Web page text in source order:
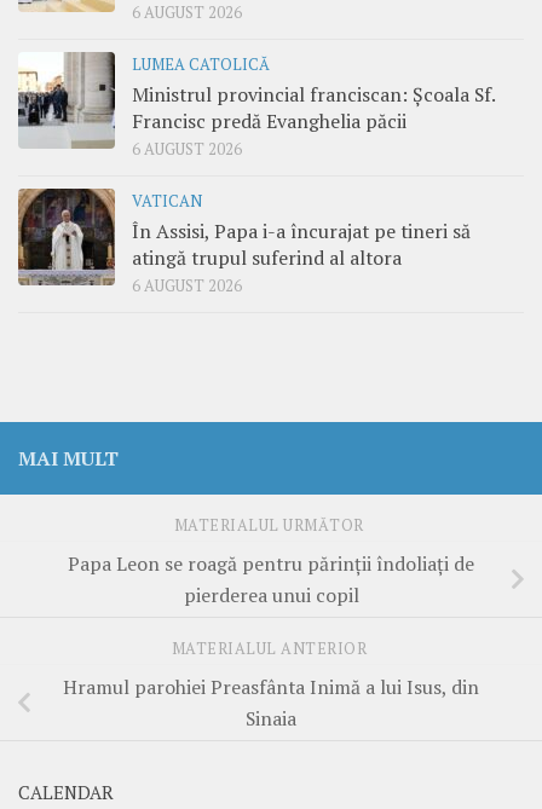
6 AUGUST 2026
LUMEA CATOLICĂ
Ministrul provincial franciscan: Școala Sf.
Francisc predă Evanghelia păcii
6 AUGUST 2026
VATICAN
În Assisi, Papa i-a încurajat pe tineri să
atingă trupul suferind al altora
6 AUGUST 2026
MAI MULT
MATERIALUL URMĂTOR
Papa Leon se roagă pentru părinții îndoliați de
pierderea unui copil
MATERIALUL ANTERIOR
Hramul parohiei Preasfânta Inimă a lui Isus, din
Sinaia
CALENDAR